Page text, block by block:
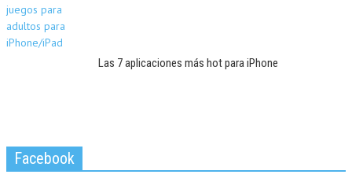
Las 7 aplicaciones más hot para iPhone
Facebook